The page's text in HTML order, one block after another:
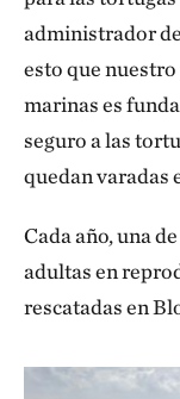
administrador
esto que
marinas es
seguro a las
quedan varadas
Cada año, una
adultas en
rescatadas en